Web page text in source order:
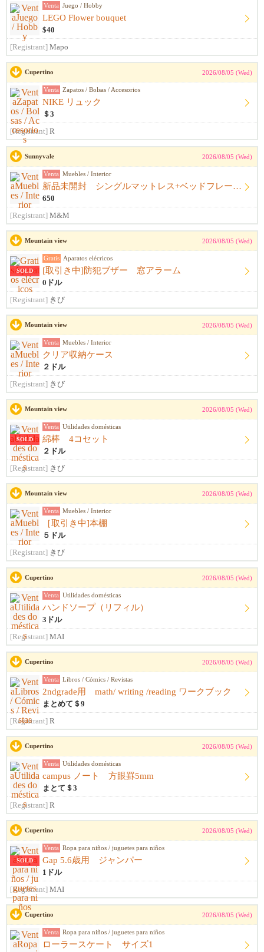
Venta Juego / Hobby
LEGO Flower bouquet
$40
[Registrant] Mapo
Cupertino 2026/08/05 (Wed)
Venta Zapatos / Bolsas / Accesorios
NIKE リュック
＄3
[Registrant] R
Sunnyvale 2026/08/05 (Wed)
Venta Muebles / Interior
新品未開封 シングルマットレス+ベッドフレーム+シーツ
650
[Registrant] M&M
Mountain view 2026/08/05 (Wed)
SOLD
Gratis Aparatos elécricos
[取引き中]防犯ブザー 窓アラーム
0ドル
[Registrant] きび
Mountain view 2026/08/05 (Wed)
Venta Muebles / Interior
クリア収納ケース
２ドル
[Registrant] きび
Mountain view 2026/08/05 (Wed)
SOLD
Venta Utilidades domésticas
綿棒 4コセット
２ドル
[Registrant] きび
Mountain view 2026/08/05 (Wed)
Venta Muebles / Interior
［取引き中]本棚
５ドル
[Registrant] きび
Cupertino 2026/08/05 (Wed)
Venta Utilidades domésticas
ハンドソープ（リフィル）
3ドル
[Registrant] MAI
Cupertino 2026/08/05 (Wed)
Venta Libros / Cómics / Revistas
2ndgrade用 math/ writing /reading ワークブック
まとめて＄9
[Registrant] R
Cupertino 2026/08/05 (Wed)
Venta Utilidades domésticas
campus ノート 方眼罫5mm
まとて＄3
[Registrant] R
Cupertino 2026/08/05 (Wed)
SOLD
Venta Ropa para niños / juguetes para niños
Gap 5.6歳用 ジャンパー
1ドル
[Registrant] MAI
Cupertino 2026/08/05 (Wed)
Venta Ropa para niños / juguetes para niños
ローラースケート サイズ1